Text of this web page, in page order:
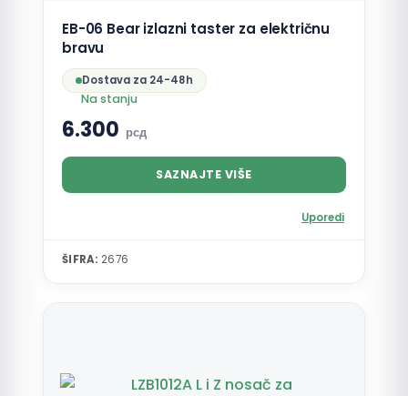
EB-06 Bear izlazni taster za električnu
bravu
Dostava za 24-48h
Na stanju
6.300 рсд
SAZNAJTE VIŠE
Uporedi
ŠIFRA: 2676